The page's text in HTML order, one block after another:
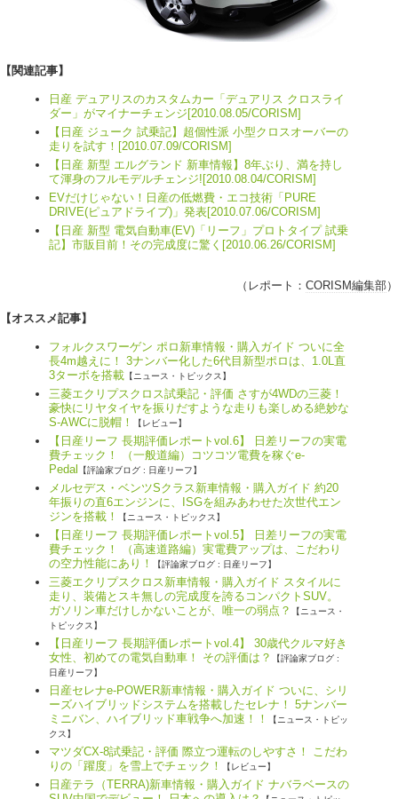
【関連記事】
日産 デュアリスのカスタムカー「デュアリス クロスライ
ダー」がマイナーチェンジ[2010.08.05/CORISM]
【日産 ジューク 試乗記】超個性派 小型クロスオーバーの
走りを試す！[2010.07.09/CORISM]
【日産 新型 エルグランド 新車情報】8年ぶり、満を持し
て渾身のフルモデルチェンジ![2010.08.04/CORISM]
EVだけじゃない！日産の低燃費・エコ技術「PURE
DRIVE(ピュアドライブ)」発表[2010.07.06/CORISM]
【日産 新型 電気自動車(EV)「リーフ」プロトタイプ 試乗
記】市販目前！その完成度に驚く[2010.06.26/CORISM]
（レポート： CORISM編集部）
【オススメ記事】
フォルクスワーゲン ポロ新車情報・購入ガイド ついに全
長4m越えに！ 3ナンバー化した6代目新型ポロは、1.0L直
3ターボを搭載 【ニュース・トピックス】
三菱エクリプスクロス試乗記・評価 さすが4WDの三菱！
豪快にリヤタイヤを振りだすような走りも楽しめる絶妙な
S-AWCに脱帽！
【レビュー】
【日産リーフ 長期評価レポートvol.6】 日差リーフの実電
費チェック！ （一般道編）コツコツ電費を稼ぐe-
Pedal
【評論家ブログ : 日産リーフ】
メルセデス・ベンツSクラス新車情報・購入ガイド 約20
年振りの直6エンジンに、ISGを組みあわせた次世代エン
ジンを搭載！
【ニュース・トピックス】
【日産リーフ 長期評価レポートvol.5】 日差リーフの実電
費チェック！ （高速道路編）実電費アップは、こだわり
の空力性能にあり！
【評論家ブログ : 日産リーフ】
三菱エクリプスクロス新車情報・購入ガイド スタイルに
走り、装備とスキ無しの完成度を誇るコンパクトSUV。
ガソリン車だけしかないことが、唯一の弱点？
【ニュース・
トピックス】
【日産リーフ 長期評価レポートvol.4】 30歳代クルマ好き
女性、初めての電気自動車！ その評価は？
【評論家ブログ :
日産リーフ】
日産セレナe-POWER新車情報・購入ガイド ついに、シリ
ーズハイブリッドシステムを搭載したセレナ！ 5ナンバー
ミニバン、ハイブリッド車戦争へ加速！！
【ニュース・トピッ
クス】
マツダCX-8試乗記・評価 際立つ運転のしやすさ！ こだわ
りの「躍度」を雪上でチェック！
【レビュー】
日産テラ（TERRA)新車情報・購入ガイド ナバラベースの